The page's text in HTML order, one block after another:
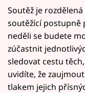
Soutěž je
soutěžící postupně
neděli se budete
zúčastnit
sledovat cestu
uvidíte, že
tlakem jejich